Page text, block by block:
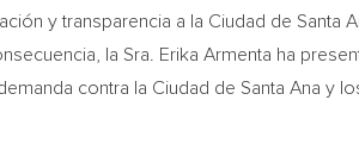
y transparencia a la Ciudad de Santa
la Sra. Erika Armenta ha
contra la Ciudad de Santa Ana y